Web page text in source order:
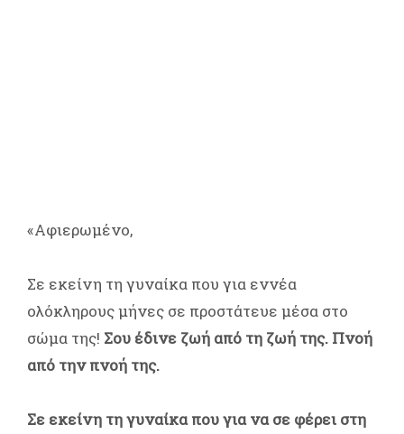
«Αφιερωμένο,
Σε εκείνη τη γυναίκα που για εννέα
ολόκληρους μήνες σε προστάτευε μέσα στο
σώμα της! Σου έδινε ζωή από τη ζωή της. Πνοή
από την πνοή της.
Σε εκείνη τη γυναίκα που για να σε φέρει στη